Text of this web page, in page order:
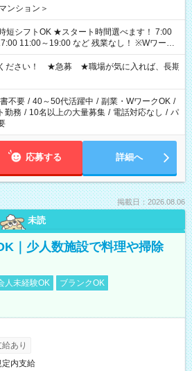
ンション＞
ート時間選べます！ 7:00
11:00～19:00 など 残業なし！ ※Wワーク
事と合わせ週40時間超の就業はご案内できま
き、週20時間以上勤務は社会保険への加入対
働者派遣法（日雇い派遣の原則禁止）によ
間の就業はご案内が難しい場合があります
ださい！ ★急募 ★職場が気に入れば、長期
不要 / 40～50代活躍中 / 副業・WワークOK /
勤務 / 10名以上の大量募集 / 電話対応なし / パ
応募する 詳細へ
掲載日：2026.08.06
未読
｜少人数施設で料理や掃除
人未経験OK
ブランクOK
あり
定内支給